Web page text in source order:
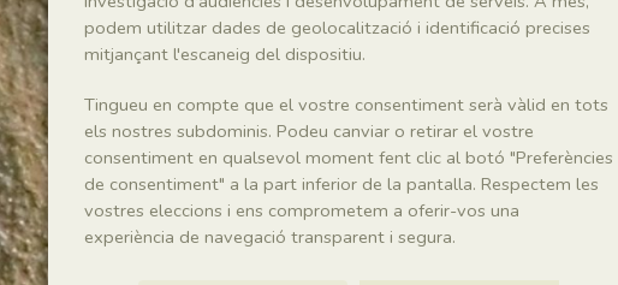
Indeterminat
La Cabroa
Recol·lecció
podem utilitzar dades de geolocalització i identificació precises
mitjançant l'escaneig del dispositiu.
Tingueu en compte que el vostre consentiment serà vàlid en tots
els nostres subdominis. Podeu canviar o retirar el vostre
consentiment en qualsevol moment fent clic al botó "Preferències
de consentiment" a la part inferior de la pantalla. Respectem les
vostres eleccions i ens comprometem a oferir-vos una
experiència de navegació transparent i segura.